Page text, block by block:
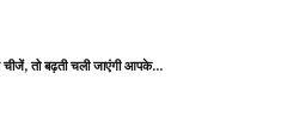
तो बढ़ती चली जाएंगी आपके…